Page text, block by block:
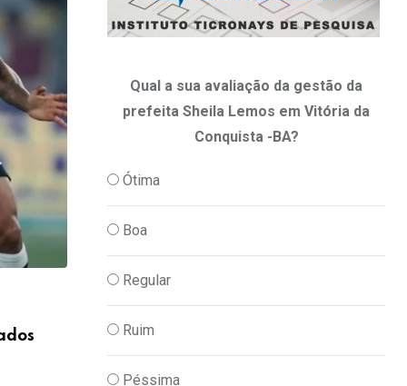
ESPORTE E LAZER,FUTEBOL
Com nova expulsão, Vitória perde para
Qual a sua avaliação da gestão da
prefeita Sheila Lemos em Vitória da
Conquista -BA?
Ótima
Boa
Regular
Ruim
Péssima